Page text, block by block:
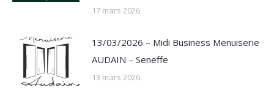
17 mars 2026
13/03/2026 – Midi Business Menuiserie
AUDAIN – Seneffe
13 mars 2026